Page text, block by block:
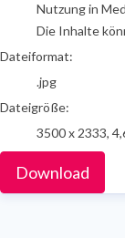
Nutzung in
Die Inhalte
Dateiformat:
.jpg
Dateigröße:
3500 x 2333,
Download